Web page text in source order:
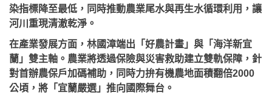
染指標降至最低，同時推動農業尾水與再生水循環利用，讓
河川重現清澈乾淨。
在產業發展方面，林國漳端出「好農計畫」與「海洋新宜
蘭」雙主軸。農業將透過保險與災害救助建立雙軌保障，針
對首辦農保戶加碼補助，同時力拚有機農地面積翻倍2000
公頃，將「宜蘭嚴選」推向國際舞台。